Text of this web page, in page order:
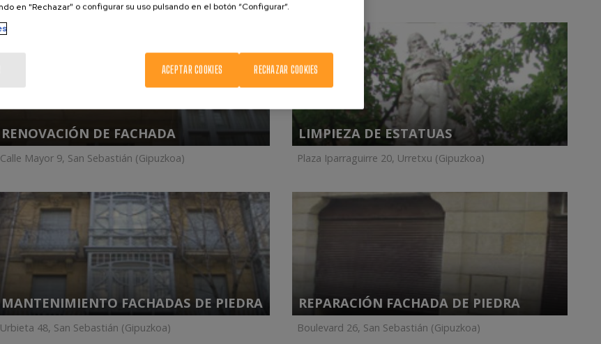
RENOVACIÓN DE FACHADA
Calle Mayor 9, San Sebastián (Gipuzkoa)
LIMPIEZA DE ESTATUAS
Plaza Iparraguirre 20, Urretxu (Gipuzkoa)
MANTENIMIENTO FACHADAS DE PIEDRA
Urbieta 48, San Sebastián (Gipuzkoa)
REPARACIÓN FACHADA DE PIEDRA
Boulevard 26, San Sebastián (Gipuzkoa)
en "Rechazar" o configurar su uso pulsando en el botón “Configurar”.
RECHAZAR COOKIES
ACEPTAR COOKIES